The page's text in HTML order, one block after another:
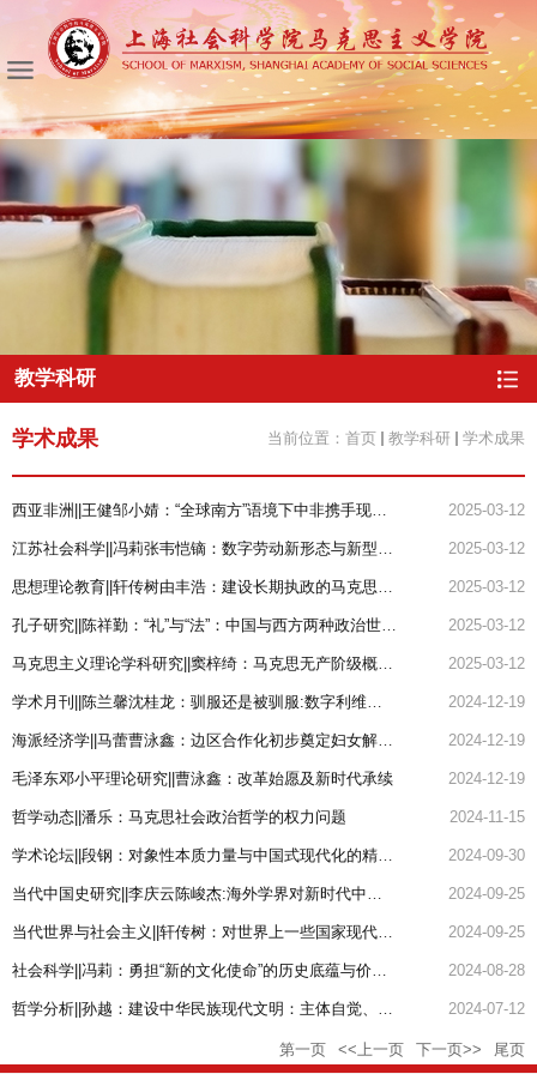
教学科研
当前位置： 首页 教学科研 学术成果
学术成果
西亚非洲||王健邹小婧：“全球南方”语境下中非携手现代化之路 2025-03-12
江苏社会科学||冯莉张韦恺镝：数字劳动新形态与新型数字劳动关系的构建 2025-03-12
思想理论教育||轩传树由丰浩：建设长期执政的马克思主义政党：理论、历史与现实 2025-03-12
孔子研究||陈祥勤：“礼”与“法”：中国与西方两种政治世界观的差异与汇通 2025-03-12
马克思主义理论学科研究||窦梓绮：马克思无产阶级概念的形成及其革命意义——基于《德法年鉴》时期... 2025-03-12
学术月刊||陈兰馨沈桂龙：驯服还是被驯服:数字利维坦下人的自主性问题 2024-12-19
海派经济学||马蕾曹泳鑫：边区合作化初步奠定妇女解放的社会劳动基础 2024-12-19
毛泽东邓小平理论研究||曹泳鑫：改革始愿及新时代承续 2024-12-19
哲学动态||潘乐：马克思社会政治哲学的权力问题 2024-11-15
学术论坛||段钢：对象性本质力量与中国式现代化的精神构建 2024-09-30
当代中国史研究||李庆云陈峻杰:海外学界对新时代中国叙事的研究及启示 2024-09-25
当代世界与社会主义||轩传树：对世界上一些国家现代化模式的考察与比较——基于政党主体 2024-09-25
社会科学||冯莉：勇担“新的文化使命”的历史底蕴与价值内涵 2024-08-28
哲学分析||孙越：建设中华民族现代文明：主体自觉、双向汇通与世界意义 2024-07-12
第一页 <<上一页 下一页>> 尾页